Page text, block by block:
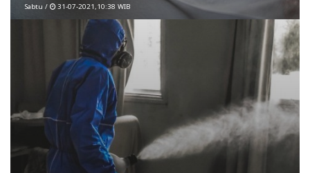
Sabtu / 31-07-2021,10:38 WIB